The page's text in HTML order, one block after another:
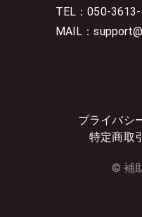
TEL：050-
MAIL：
プライバシ
特定商取
© 補